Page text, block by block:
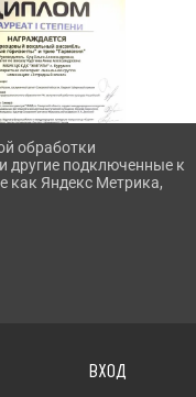
ВХОД
обработки
другие подключенные к
как Яндекс Метрика,